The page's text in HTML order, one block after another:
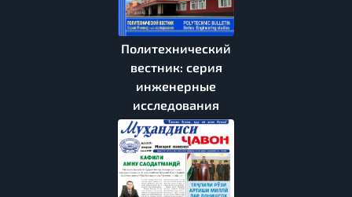
Политехнический
вестник: серия
инженерные
исследования